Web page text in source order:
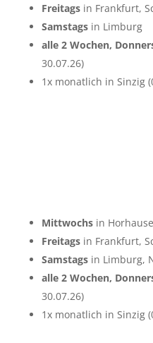
Freitagsin Frankfurt,
Samstagsin Limburg
alle 2 Wochen,
30.07.26)
1x monatlich in Sinzig
Mittwochsin
Freitagsin Frankfurt,
Samstagsin Limburg,
alle 2 Wochen,
30.07.26)
1x monatlich in Sinzig